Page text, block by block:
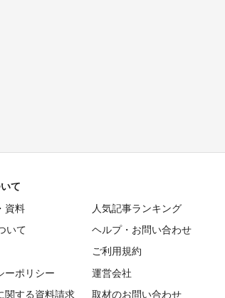
て
資料
人気記事ランキング
いて
ヘルプ・お問い合わせ
ご利用規約
ーポリシー
運営会社
関する資料請求
取材のお問い合わせ